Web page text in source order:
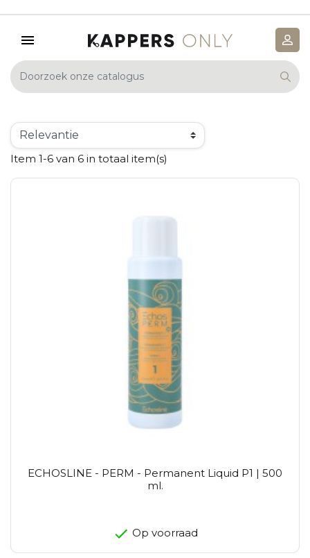
Item 1-6 van 6 in totaal item(s)
ECHOSLINE - PERM - Permanent Liquid P1 | 500
ml.
Op voorraad